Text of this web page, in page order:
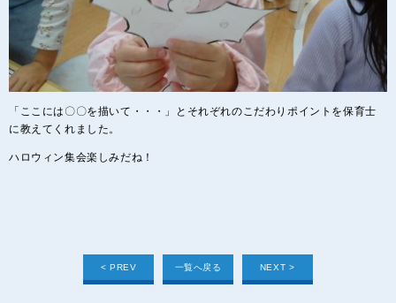
「ここには〇〇を描いて・・・」とそれぞれのこだわりポイントを保育士
に教えてくれました。
ハロウィン集会楽しみだね！
< PREV 一覧へ戻る NEXT >